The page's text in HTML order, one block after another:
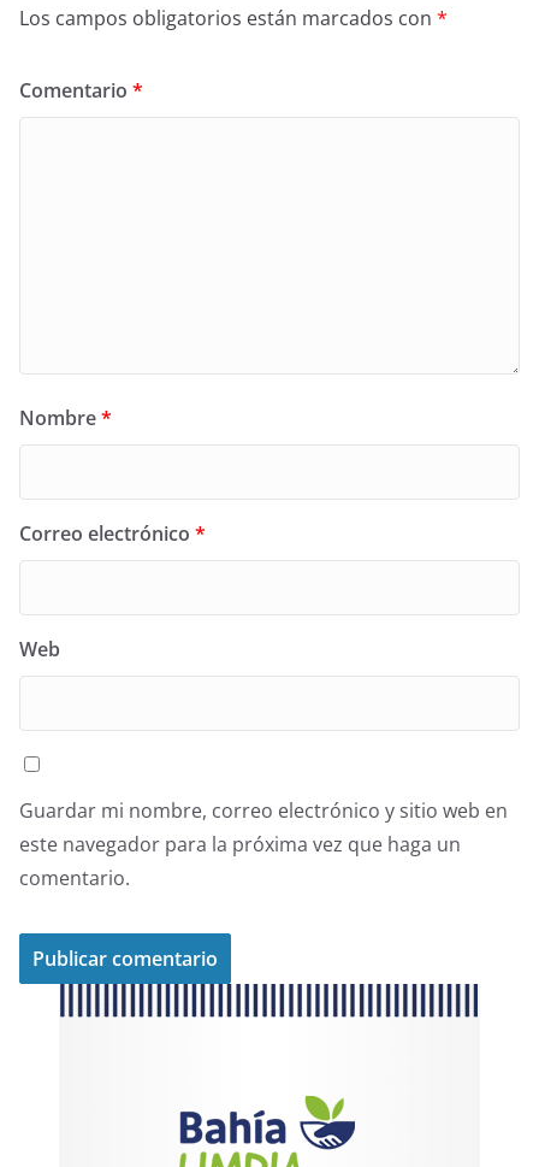
Los campos obligatorios están marcados con *
Comentario *
Nombre*
Correo electrónico *
Web
Guardar mi nombre, correo electrónico y sitio web en
este navegador para la próxima vez que haga un
comentario.